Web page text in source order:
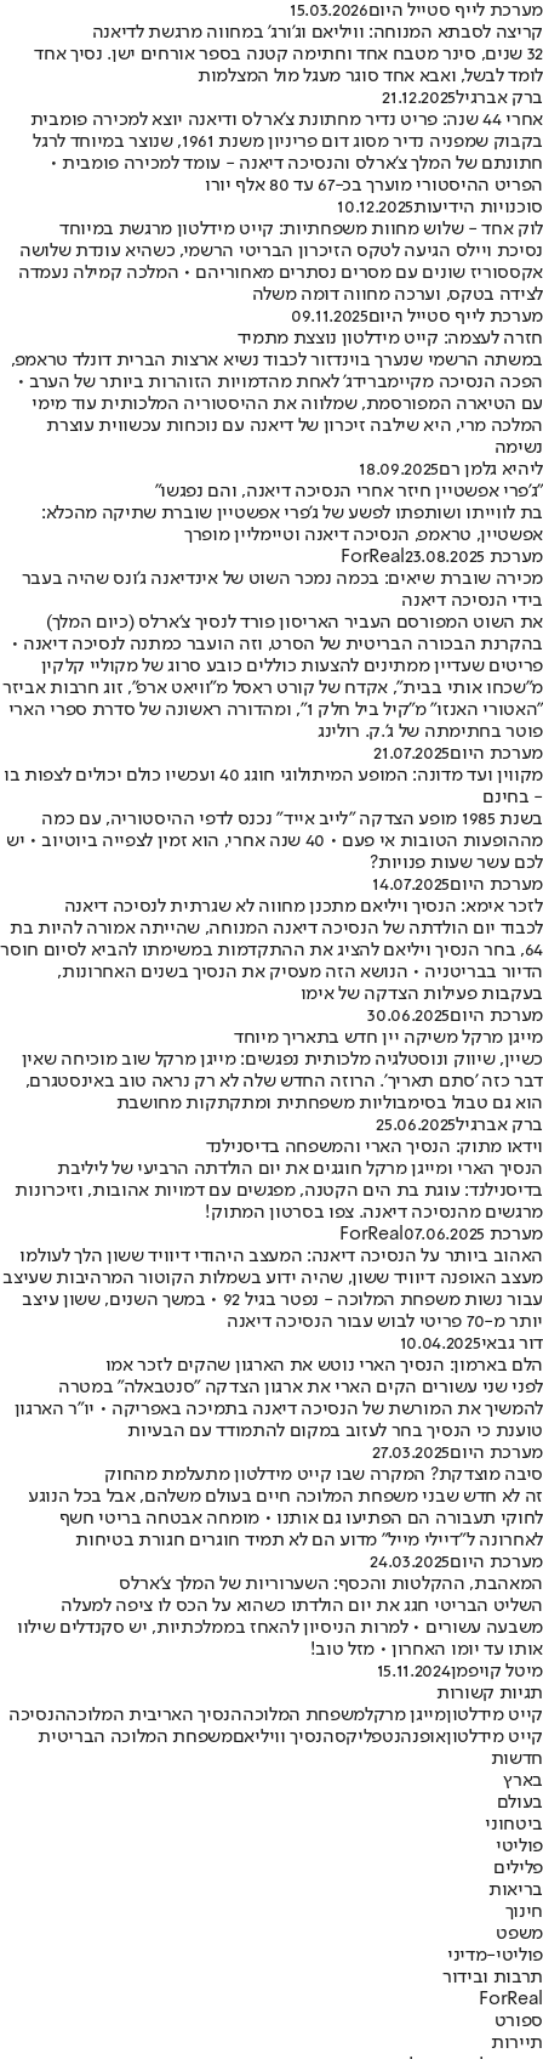
מערכת לייף סטייל היום15.03.2026
קריצה לסבתא המנוחה: וויליאם וג'ורג' במחווה מרגשת לדיאנה
32 שנים, סינר מטבח אחד וחתימה קטנה בספר אורחים ישן. נסיך אחד
לומד לבשל, ואבא אחד סוגר מעגל מול המצלמות
ברק אברגיל21.12.2025
אחרי 44 שנה: פריט נדיר מחתונת צ'ארלס ודיאנה יוצא למכירה פומבית
בקבוק שמפניה נדיר מסוג דום פריניון משנת 1961, שנוצר במיוחד לרגל
חתונתם של המלך צ'ארלס והנסיכה דיאנה - עומד למכירה פומבית •
הפריט ההיסטורי מוערך בכ-67 עד 80 אלף יורו
סוכנויות הידיעות10.12.2025
לוק אחד - שלוש מחוות משפחתיות: קייט מידלטון מרגשת במיוחד
נסיכת ויילס הגיעה לטקס הזיכרון הבריטי הרשמי, כשהיא עונדת שלושה
אקססוריז שונים עם מסרים נסתרים מאחוריהם • המלכה קמילה נעמדה
לצידה בטקס, וערכה מחווה דומה משלה
מערכת לייף סטייל היום09.11.2025
חזרה לעצמה: קייט מידלטון נוצצת מתמיד
במשתה הרשמי שנערך בוינדזור לכבוד נשיא ארצות הברית דונלד טראמפ,
הפכה הנסיכה מקיימברידג' לאחת מהדמויות הזוהרות ביותר של הערב •
עם הטיארה המפורסמת, שמלווה את ההיסטוריה המלכותית עוד מימי
המלכה מרי, היא שילבה זיכרון של דיאנה עם נוכחות עכשווית עוצרת
נשימה
ליהיא גלמן רם18.09.2025
"ג'פרי אפשטיין חיזר אחרי הנסיכה דיאנה, והם נפגשו"
בת לווייתו ושותפתו לפשע של ג'פרי אפשטיין שוברת שתיקה מהכלא:
אפשטיין, טראמפ, הנסיכה דיאנה וטיימליין מופרך
מערכת ForReal 23.08.2025
מכירה שוברת שיאים: בכמה נמכר השוט של אינדיאנה ג'ונס שהיה בעבר
בידי הנסיכה דיאנה
את השוט המפורסם העביר האריסון פורד לנסיך צ'ארלס (כיום המלך)
בהקרנת הבכורה הבריטית של הסרט, וזה הועבר כמתנה לנסיכה דיאנה •
פריטים שעדיין ממתינים להצעות כוללים כובע סרוג של מקוליי קלקין
מ"שכחו אותי בבית", אקדח של קורט ראסל מ"וויאט ארפ", זוג חרבות אביזר
"האטורי האנזו" מ"קיל ביל חלק 1", ומהדורה ראשונה של סדרת ספרי הארי
פוטר בחתימתה של ג'.ק. רולינג
מערכת היום21.07.2025
מקווין ועד מדונה: המופע המיתולוגי חוגג 40 ועכשיו כולם יכולים לצפות בו
- בחינם
בשנת 1985 מופע הצדקה "לייב אייד" נכנס לדפי ההיסטוריה, עם כמה
מההופעות הטובות אי פעם • 40 שנה אחרי, הוא זמין לצפייה ביוטיוב • יש
לכם עשר שעות פנויות?
מערכת היום14.07.2025
לזכר אימא: הנסיך ויליאם מתכנן מחווה לא שגרתית לנסיכה דיאנה
לכבוד יום הולדתה של הנסיכה דיאנה המנוחה, שהייתה אמורה להיות בת
64, בחר הנסיך ויליאם להציג את ההתקדמות במשימתו להביא לסיום חוסר
הדיור בבריטניה • הנושא הזה מעסיק את הנסיך בשנים האחרונות,
בעקבות פעילות הצדקה של אימו
מערכת היום30.06.2025
מייגן מרקל משיקה יין חדש בתאריך מיוחד
כשיין, שיווק ונוסטלגיה מלכותית נפגשים: מייגן מרקל שוב מוכיחה שאין
דבר כזה 'סתם תאריך'. הרוזה החדש שלה לא רק נראה טוב באינסטגרם,
הוא גם טבול בסימבוליות משפחתית ומתקתקות מחושבת
ברק אברגיל25.06.2025
וידאו מתוק: הנסיך הארי והמשפחה בדיסנילנד
הנסיך הארי ומייגן מרקל חוגגים את יום הולדתה הרביעי של ליליבת
בדיסנילנד: עוגת בת הים הקטנה, מפגשים עם דמויות אהובות, וזיכרונות
מרגשים מהנסיכה דיאנה. צפו בסרטון המתוק!
מערכת ForReal 07.06.2025
האהוב ביותר על הנסיכה דיאנה: המעצב היהודי דיוויד ששון הלך לעולמו
מעצב האופנה דיוויד ששון, שהיה ידוע בשמלות הקוטור המרהיבות שעיצב
עבור נשות משפחת המלוכה - נפטר בגיל 92 • במשך השנים, ששון עיצב
יותר מ-70 פריטי לבוש עבור הנסיכה דיאנה
דור גבאי10.04.2025
הלם בארמון: הנסיך הארי נוטש את הארגון שהקים לזכר אמו
לפני שני עשורים הקים הארי את ארגון הצדקה "סנטבאלה" במטרה
להמשיך את המורשת של הנסיכה דיאנה בתמיכה באפריקה • יו"ר הארגון
טוענת כי הנסיך בחר לעזוב במקום להתמודד עם הבעיות
מערכת היום27.03.2025
סיבה מוצדקת? המקרה שבו קייט מידלטון מתעלמת מהחוק
זה לא חדש שבני משפחת המלוכה חיים בעולם משלהם, אבל בכל הנוגע
לחוקי תעבורה הם הפתיעו גם אותנו • מומחה אבטחה בריטי חשף
לאחרונה ל"דיילי מייל" מדוע הם לא תמיד חוגרים חגורת בטיחות
מערכת היום24.03.2025
המאהבת, ההקלטות והכסף: השערוריות של המלך צ'ארלס
השליט הבריטי חגג את יום הולדתו כשהוא על הכס לו ציפה למעלה
משבעה עשורים • למרות הניסיון להאחז בממלכתיות, יש סקנדלים שילוו
אותו עד יומו האחרון • מזל טוב!
מיטל קויפמן15.11.2024
תגיות קשורות
קייט מידלטוןמייגן מרקלמשפחת המלוכההנסיך האריבית המלוכההנסיכה
קייט מידלטוןאופנהנטפליקסהנסיך וויליאםמשפחת המלוכה הבריטית
חדשות
בארץ
בעולם
ביטחוני
פוליטי
פלילים
בריאות
חינוך
משפט
פוליטי-מדיני
תרבות ובידור
ForReal
ספורט
תיירות